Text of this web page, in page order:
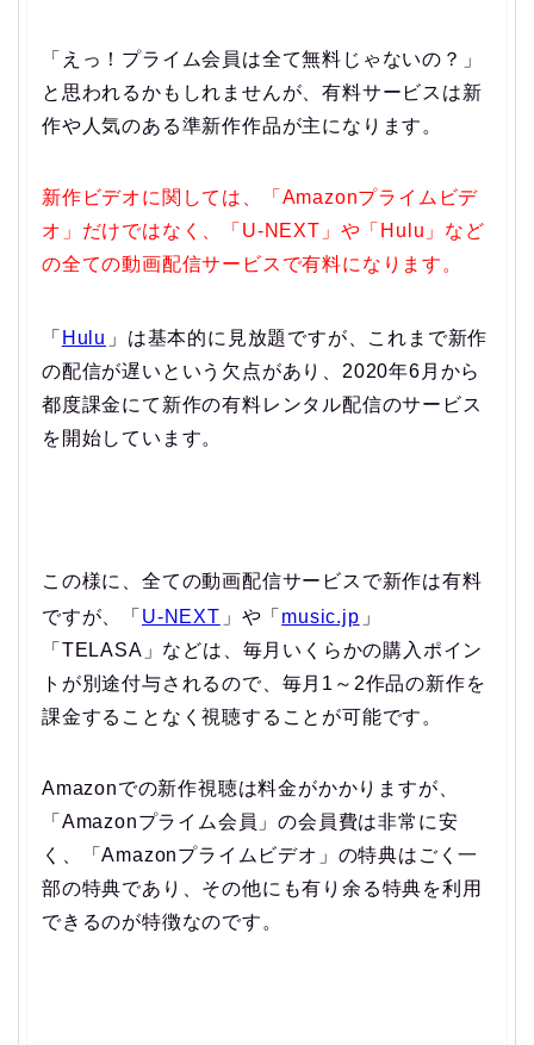
「えっ！プライム会員は全て無料じゃないの？」
と思われるかもしれませんが、有料サービスは新
作や人気のある準新作作品が主になります。
新作ビデオに関しては、「Amazonプライムビデ
オ」だけではなく、「U-NEXT」や「Hulu」など
の全ての動画配信サービスで有料になります。
「 Hulu 」は基本的に見放題ですが、これまで新作
の配信が遅いという欠点があり、2020年6月から
都度課金にて新作の有料レンタル配信のサービス
を開始しています。
この様に、全ての動画配信サービスで新作は有料
ですが、「 U-NEXT 」や「 music.jp 」
「TELASA」などは、毎月いくらかの購入ポイン
トが別途付与されるので、毎月1～2作品の新作を
課金することなく視聴することが可能です。
Amazonでの新作視聴は料金がかかりますが、
「Amazonプライム会員」の会員費は非常に安
く、「Amazonプライムビデオ」の特典はごく一
部の特典であり、その他にも有り余る特典を利用
できるのが特徴なのです。